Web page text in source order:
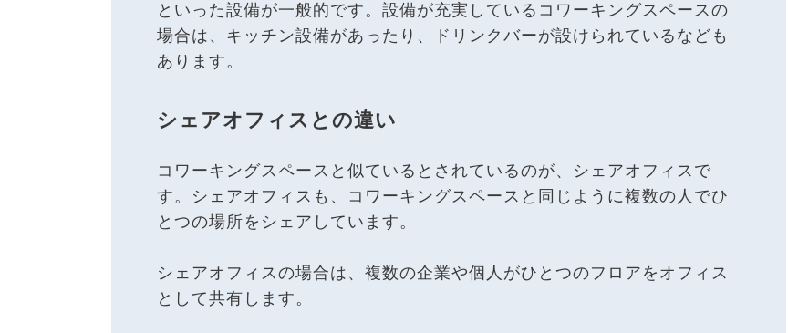
といった設備が一般的です。設備が充実しているコワーキングスペースの
場合は、キッチン設備があったり、ドリンクバーが設けられているなども
あります。
シェアオフィスとの違い
コワーキングスペースと似ているとされているのが、シェアオフィスで
す。シェアオフィスも、コワーキングスペースと同じように複数の人でひ
とつの場所をシェアしています。
シェアオフィスの場合は、複数の企業や個人がひとつのフロアをオフィス
として共有します。